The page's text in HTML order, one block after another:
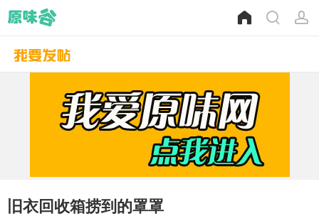
旧衣回收箱捞到的罩罩